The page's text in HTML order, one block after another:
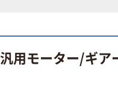
汎用モーター/ギア